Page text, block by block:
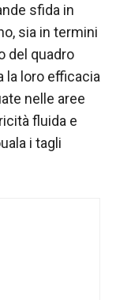
sfida in
sia in termini
del quadro
la loro efficacia
nelle aree
fluida e
i tagli